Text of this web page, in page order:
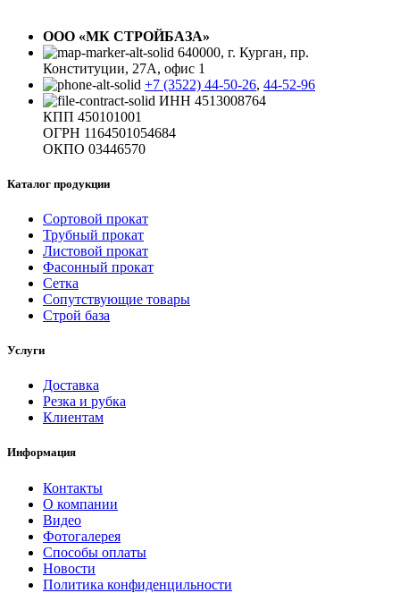
ООО «МК СТРОЙБАЗА»
640000, г. Курган, пр.
Конституции, 27А, офис 1
+7 (3522) 44-50-26, 44-52-96
ИНН 4513008764
КПП 450101001
ОГРН 1164501054684
ОКПО 03446570
Каталог продукции
Сортовой прокат
Трубный прокат
Листовой прокат
Фасонный прокат
Сетка
Сопутствующие товары
Строй база
Услуги
Доставка
Резка и рубка
Клиентам
Информация
Контакты
О компании
Видео
Фотогалерея
Способы оплаты
Новости
Политика конфиденцильности